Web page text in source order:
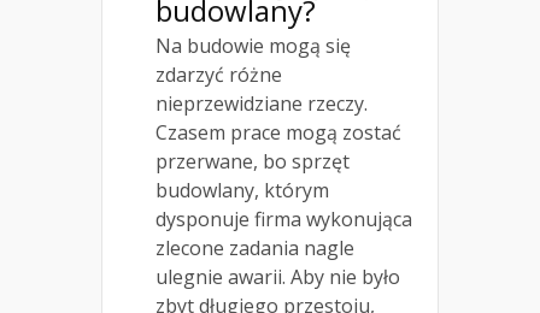
budowlany?
Na budowie mogą się
zdarzyć różne
nieprzewidziane rzeczy.
Czasem prace mogą zostać
przerwane, bo sprzęt
budowlany, którym
dysponuje firma wykonująca
zlecone zadania nagle
ulegnie awarii. Aby nie było
zbyt długiego przestoju,